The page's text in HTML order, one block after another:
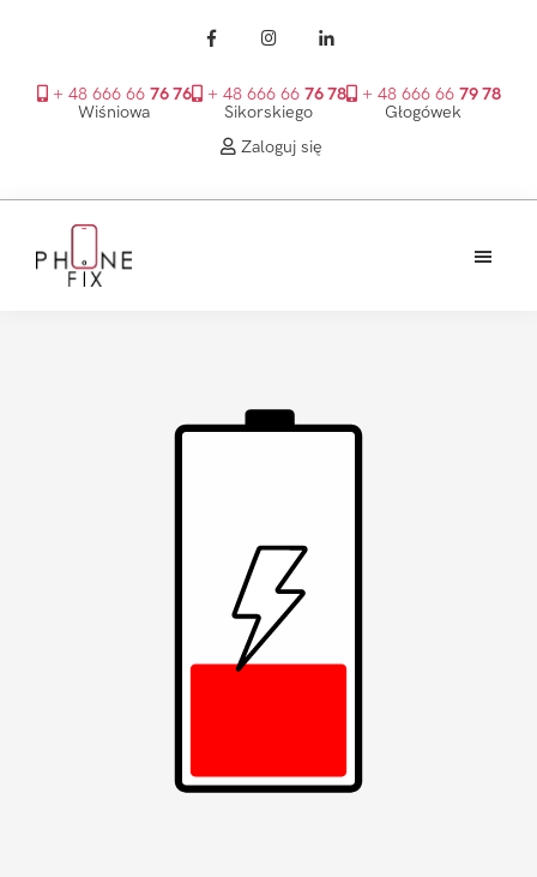
+ 48 666 66 76 76
Wiśniowa
+ 48 666 66 76 78
Sikorskiego
+ 48 666 66 79 78
Głogówek
Zaloguj się
głównego